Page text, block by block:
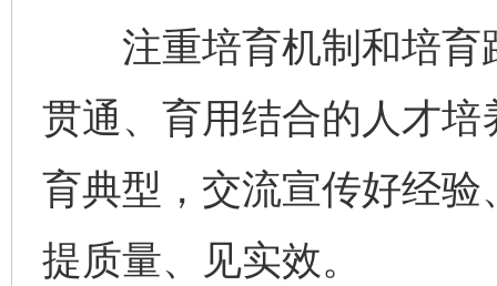
注重培育机制和培育
贯通、育用结合的人才
育典型，交流宣传好经
提质量、见实效。
完善运行机制助力责任有效落实